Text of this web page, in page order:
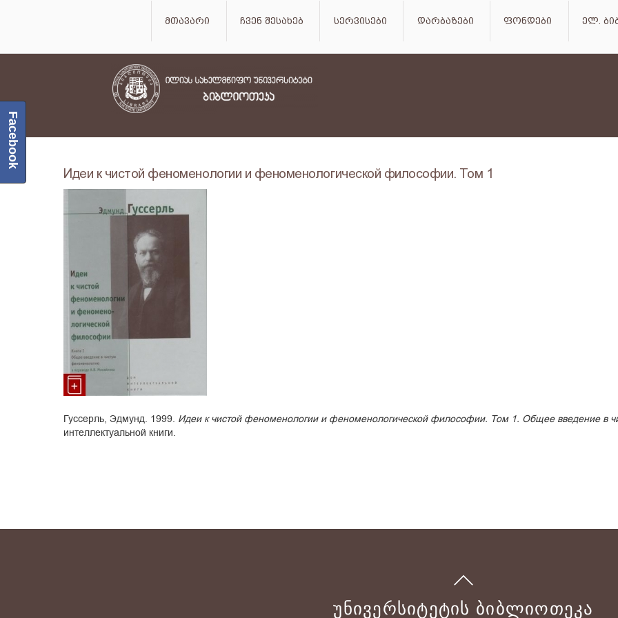
მთავარი ჩვენ შესახებ სერვისები დარბაზები ფონდები ელ.
Идеи к чистой феноменологии и феноменологической философии. Том 1
Гуссерль, Эдмунд. 1999. Идеи к чистой феноменологии и феноменологической философии. Том 1. Общее введение в
интеллектуальной книги.
ᲣᲜᲘᲕᲔᲠᲡᲘᲢᲔᲢᲘᲡ ᲑᲘᲑᲚᲘᲝᲗᲔᲙᲐ
Facebook